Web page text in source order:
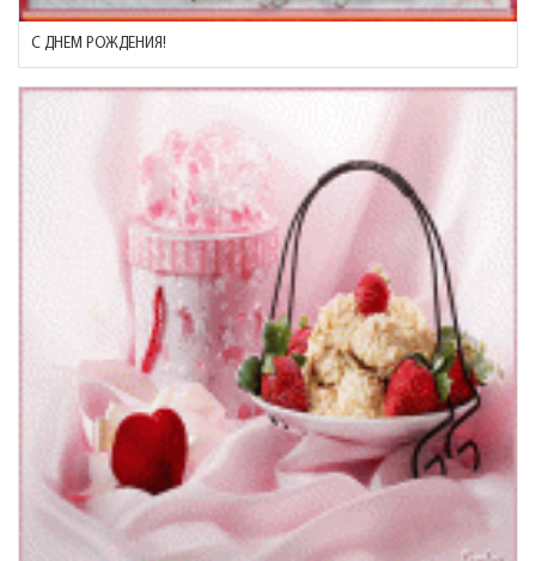
C ДНЕМ РОЖДЕНИЯ!